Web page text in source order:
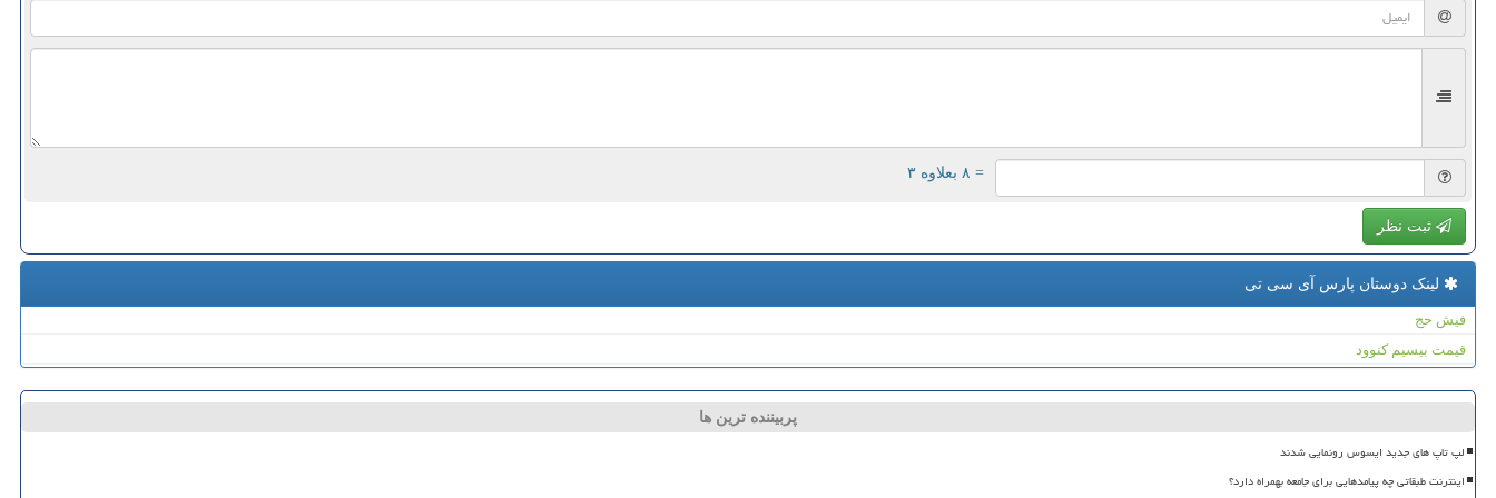
= ۸ بعلاوه ۳
ثبت نظر
لینک دوستان پارس آی سی تی
فیش حج
قیمت بیسیم کنوود
پربیننده ترین ها
لپ تاپ های جدید ایسوس رونمایی شدند
اینترنت طبقاتی چه پیامدهایی برای جامعه بهمراه دارد؟